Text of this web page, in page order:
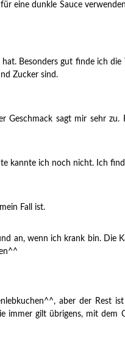
eine dunkle Sauce
Besonders gut finde ich
Zucker sind.
Geschmack sagt mir sehr zu.
kannte ich noch nicht. Ich
Fall ist.
an, wenn ich krank bin. Die
aber der Rest
immer gilt übrigens, mit dem